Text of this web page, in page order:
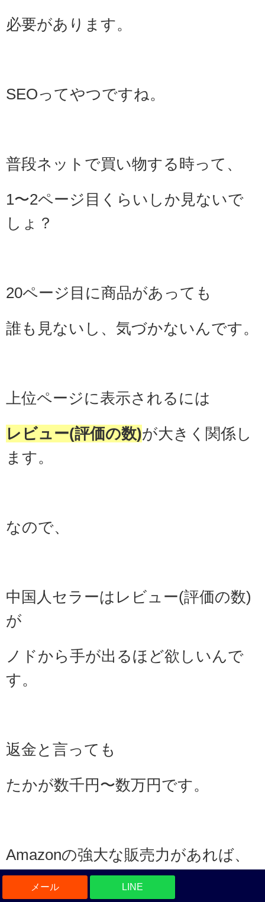
LINE
必要があります。
SEOってやつですね。
普段ネットで買い物する時って、
1〜2ページ目くらいしか見ないで
しょ？
20ページ目に商品があっても
誰も見ないし、気づかないんです。
上位ページに表示されるには
レビュー(評価の数)が大きく関係し
ます。
なので、
中国人セラーはレビュー(評価の数)
が
ノドから手が出るほど欲しいんで
す。
返金と言っても
たかが数千円〜数万円です。
Amazonの強大な販売力があれば、
何十倍も売上げを上げることができ